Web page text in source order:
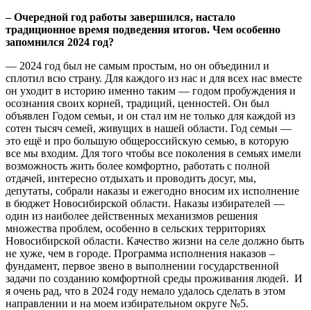
– Очередной год работы завершился, настало
традиционное время подведения итогов. Чем особенно
запомнился 2024 год?
— 2024 год был не самым простым, но он объединил и
сплотил всю страну. Для каждого из нас и для всех нас вместе
он уходит в историю именно таким — годом пробуждения и
осознания своих корней, традиций, ценностей. Он был
объявлен Годом семьи, и он стал им не только для каждой из
сотен тысяч семей, живущих в нашей области. Год семьи —
это ещё и про большую общероссийскую семью, в которую
все мы входим. Для того чтобы все поколения в семьях имели
возможность жить более комфортно, работать с полной
отдачей, интересно отдыхать и проводить досуг, мы,
депутаты, собрали наказы и ежегодно вносим их исполнение
в бюджет Новосибирской области. Наказы избирателей —
один из наиболее действенных механизмов решения
множества проблем, особенно в сельских территориях
Новосибирской области. Качество жизни на селе должно быть
не хуже, чем в городе. Программа исполнения наказов –
фундамент, первое звено в выполнении государственной
задачи по созданию комфортной среды проживания людей. И
я очень рад, что в 2024 году немало удалось сделать в этом
направлении и на моем избирательном округе №5.